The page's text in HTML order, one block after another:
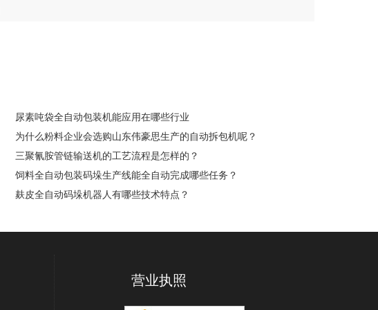
尿素吨袋全自动包装机能应用在哪些行业
为什么粉料企业会选购山东伟豪思生产的自动拆包机呢？
三聚氰胺管链输送机的工艺流程是怎样的？
饲料全自动包装码垛生产线能全自动完成哪些任务？
麸皮全自动码垛机器人有哪些技术特点？
营业执照